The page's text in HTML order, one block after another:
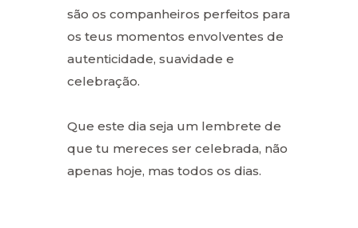
são os companheiros perfeitos para
os teus momentos envolventes de
autenticidade, suavidade e
celebração.
Que este dia seja um lembrete de
que tu mereces ser celebrada, não
apenas hoje, mas todos os dias.